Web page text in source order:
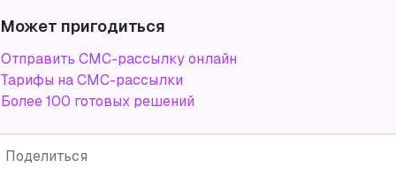
Может пригодиться
Отправить СМС-рассылку онлайн
Тарифы на СМС-рассылки
Более 100 готовых решений
Поделиться